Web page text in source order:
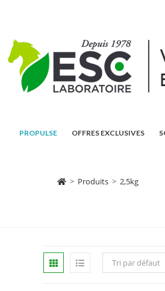
PROPULSE OFFRES EXCLUSIVES
> Produits > 2,5kg
Tri par défaut